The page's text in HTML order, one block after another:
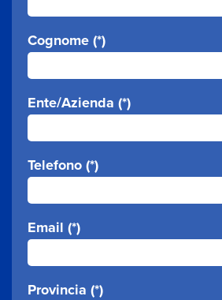
Cognome (*)
Ente/Azienda (*)
Telefono (*)
Email (*)
Provincia (*)